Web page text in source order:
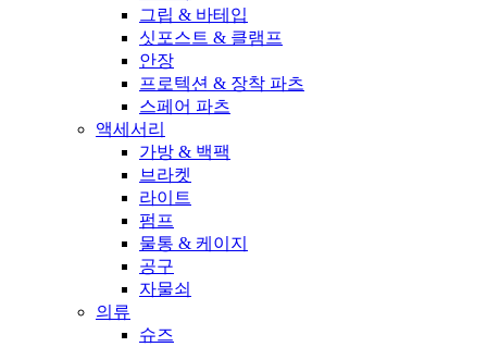
그립 & 바테입
싯포스트 & 클램프
안장
프로텍션 & 장착 파츠
스페어 파츠
액세서리
가방 & 백팩
브라켓
라이트
펌프
물통 & 케이지
공구
자물쇠
의류
슈즈